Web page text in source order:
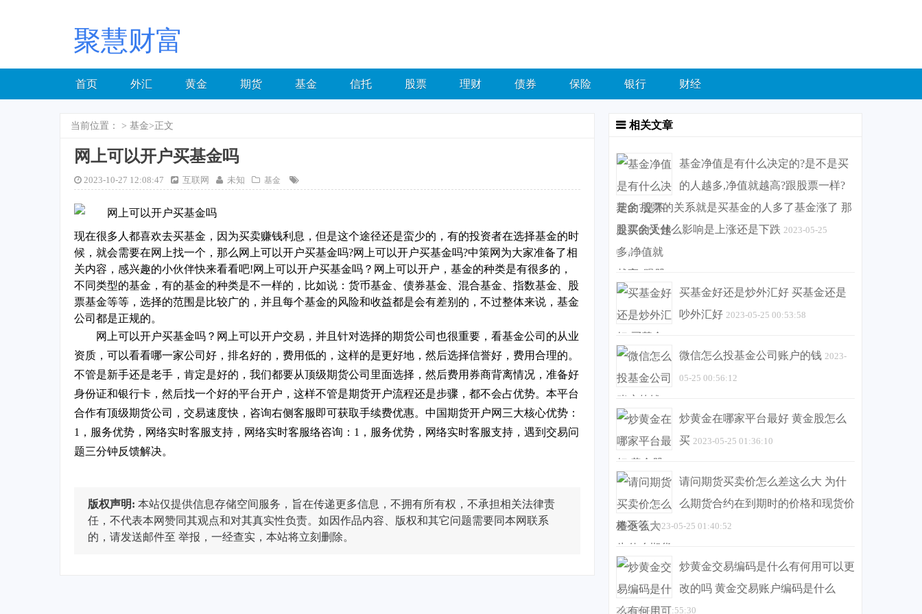
聚慧财富
首页 外汇 黄金 期货 基金 信托 股票 理财 债券 保险 银行 财经
当前位置： > 基金>正文
网上可以开户买基金吗
2023-10-27 12:08:47 互联网 未知 基金
现在很多人都喜欢去买基金，因为买卖赚钱利息，但是这个途径还是蛮少的，有的投资者在选择基金的时
候，就会需要在网上找一个，那么网上可以开户买基金吗?网上可以开户买基金吗?中策网为大家准备了相
关内容，感兴趣的小伙伴快来看看吧!网上可以开户买基金吗？网上可以开户，基金的种类是有很多的，
不同类型的基金，有的基金的种类是不一样的，比如说：货币基金、债券基金、混合基金、指数基金、股
票基金等等，选择的范围是比较广的，并且每个基金的风险和收益都是会有差别的，不过整体来说，基金
公司都是正规的。
网上可以开户买基金吗？网上可以开户交易，并且针对选择的期货公司也很重要，看基金公司的从业
资质，可以看看哪一家公司好，排名好的，费用低的，这样的是更好地，然后选择信誉好，费用合理的。
不管是新手还是老手，肯定是好的，我们都要从顶级期货公司里面选择，然后费用券商背离情况，准备好
身份证和银行卡，然后找一个好的平台开户，这样不管是期货开户流程还是步骤，都不会占优势。本平台
合作有顶级期货公司，交易速度快，咨询右侧客服即可获取手续费优惠。中国期货开户网三大核心优势：
1，服务优势，网络实时客服支持，网络实时客服络咨询：1，服务优势，网络实时客服支持，遇到交易问
题三分钟反馈解决。
版权声明: 本站仅提供信息存储空间服务，旨在传递更多信息，不拥有所有权，不承担相关法律责
任，不代表本网赞同其观点和对其真实性负责。如因作品内容、版权和其它问题需要同本网联系
的，请发送邮件至 举报，一经查实，本站将立刻删除。
相关文章
基金净值是有什么决定的?是不是买
的人越多,净值就越高?跟股票一样?
基金 股票的关系就是买基金的人多了基金涨了 那
股票会受什么影响是上涨还是下跌 2023-05-25
00:45:46
买基金好还是炒外汇好 买基金还是
吵外汇好 2023-05-25 00:53:58
微信怎么投基金公司账户的钱 2023-
05-25 00:56:12
炒黄金在哪家平台最好 黄金股怎么
买 2023-05-25 01:36:10
请问期货买卖价怎么差这么大 为什
么期货合约在到期时的价格和现货价
格不等 2023-05-25 01:40:52
炒黄金交易编码是什么有何用可以更
改的吗 黄金交易账户编码是什么
2023-05-25 01:55:30